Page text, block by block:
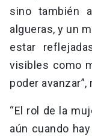
sino también
algueras, y un
estar
visibles como
poder
“El rol de la
aún cuando